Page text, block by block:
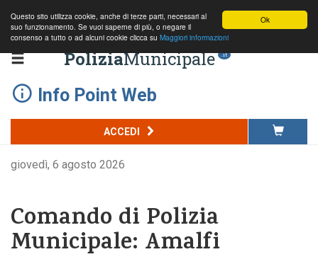
Ok
Questo sito utilizza cookie, anche di terze parti, necessari al
suo funzionamento. Se vuoi saperne di più, o negare il
consenso a tutto o ad alcuni cookie clicca su Maggiori informazioni
PoliziaMunicipale .it
Info Point Web
ACCEDI
giovedì, 6 agosto 2026
Comando di Polizia
Municipale: Amalfi